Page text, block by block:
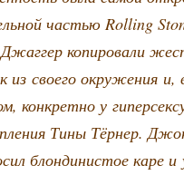
частью Rolling
копи­ро­ва­ли
из сво­е­го окру­же­ния и,
кон­крет­но у
Тины Тёр­нер.
блон­ди­ни­стое каре и